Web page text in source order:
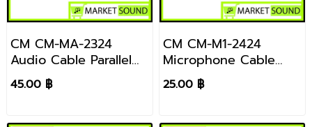
CM CM-MA-2324
Audio Cable Parallel
Twin, Unbalance
Audio 2x L-R ราคา/
45.00 ฿
CM CM-M1-2424
Microphone Cable
Mono Type 22 AWG
Shield Black (สีดำ)
25.00 ฿